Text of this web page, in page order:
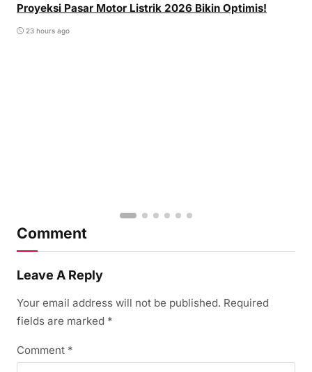
Proyeksi Pasar Motor Listrik 2026 Bikin Optimis!
23 hours ago
Comment
Leave A Reply
Your email address will not be published. Required
fields are marked *
Comment *